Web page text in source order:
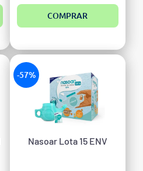
COMPRAR
-57%
Nasoar Lota 15 ENV